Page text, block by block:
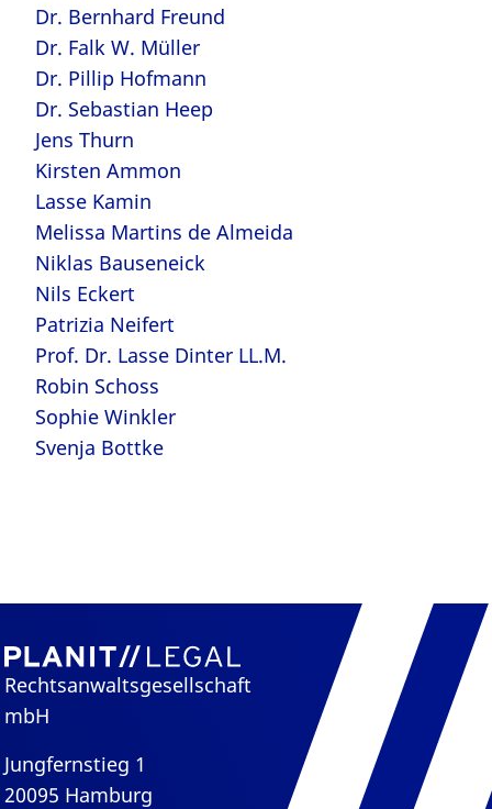
Dr. Bernhard Freund
Dr. Falk W. Müller
Dr. Pillip Hofmann
Dr. Sebastian Heep
Jens Thurn
Kirsten Ammon
Lasse Kamin
Melissa Martins de Almeida
Niklas Bauseneick
Nils Eckert
Patrizia Neifert
Prof. Dr. Lasse Dinter LL.M.
Robin Schoss
Sophie Winkler
Svenja Bottke
Rechtsanwaltsgesellschaft
mbH
Jungfernstieg 1
20095 Hamburg